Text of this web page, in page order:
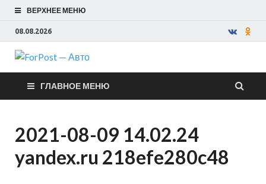
ВЕРХНЕЕ МЕНЮ
08.08.2026
ForPost —
Авто
ГЛАВНОЕ МЕНЮ
2021-08-09 14.02.24
yandex.ru 218efe280c48